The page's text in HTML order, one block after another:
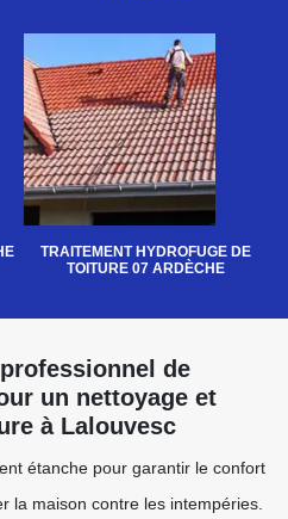
TRAITEMENT HYDROFUGE DE
TOITURE 07 ARDÈCHE
de
un nettoyage et
à Lalouvesc
étanche pour garantir le confort
la maison contre les intempéries.